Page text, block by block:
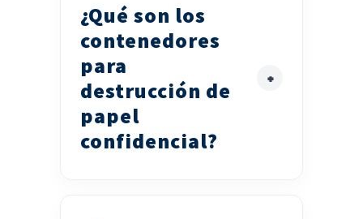
¿Qué son los
contenedores
para
destrucción de
papel
confidencial?